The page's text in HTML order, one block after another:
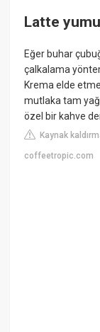
Latte
Eğer buhar
çalkalama
Krema elde
mutlaka tam
özel bir kahve
Kaynak
coffeetropic.com